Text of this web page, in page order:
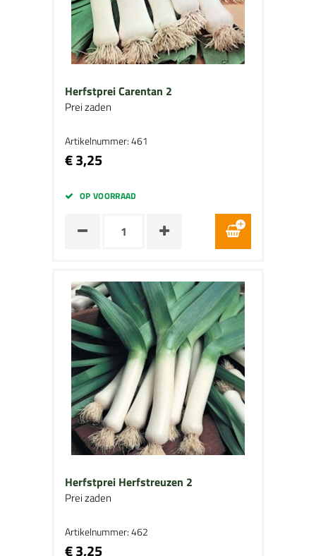
Herfstprei Carentan 2
Prei zaden
Artikelnummer: 461
€ 3,25
OP VOORRAAD
Herfstprei Herfstreuzen 2
Prei zaden
Artikelnummer: 462
€ 3,25